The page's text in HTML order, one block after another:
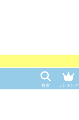
検索 ランキング